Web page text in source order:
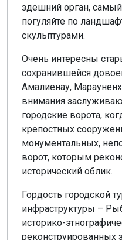
здешний орган,
погуляйте по
скульптурами.
Очень интересны
сохранившейся
Амалиенау,
внимания
городские ворота,
крепостных
монументальных,
ворот, которым
исторический облик.
Гордость городской
инфраструктуры –
историко-
реконструированных